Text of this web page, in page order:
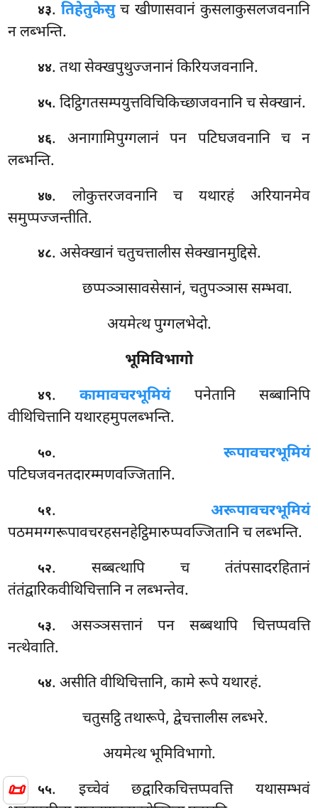
📜
४३.तिहेतुकेसुच खीणासवानं कुसलाकुसलजवनानि
न लब्भन्ति.
४४. तथा सेक्खपुथुज्जनानं किरियजवनानि.
४५. दिट्ठिगतसम्पयुत्तविचिकिच्छाजवनानि च सेक्खानं.
४६. अनागामिपुग्गलानं पन पटिघजवनानि च न
लब्भन्ति.
४७. लोकुत्तरजवनानि च यथारहं अरियानमेव
समुप्पज्जन्तीति.
४८. असेक्खानं चतुचत्तालीस सेक्खानमुद्दिसे.
छप्पञ्ञासावसेसानं, चतुपञ्ञास सम्भवा.
अयमेत्थ पुग्गलभेदो.
भूमिविभागो
४९.कामावचरभूमियंपनेतानि सब्बानिपि
वीथिचित्तानि यथारहमुपलब्भन्ति.
५०. रूपावचरभूमियं
पटिघजवनतदारम्मणवज्जितानि.
५१. अरूपावचरभूमियं
पठममग्गरूपावचरहसनहेट्ठिमारुप्पवज्जितानि च लब्भन्ति.
५२. सब्बत्थापि च तंतंपसादरहितानं
तंतंद्वारिकवीथिचित्तानि न लब्भन्तेव.
५३. असञ्ञसत्तानं पन सब्बथापि चित्तप्पवत्ति
नत्थेवाति.
५४. असीति वीथिचित्तानि, कामे रूपे यथारहं.
चतुसट्ठि तथारूपे, द्वेचत्तालीस लब्भरे.
अयमेत्थ भूमिविभागो.
५५. इच्चेवं छद्वारिकचित्तप्पवत्ति यथासम्भवं